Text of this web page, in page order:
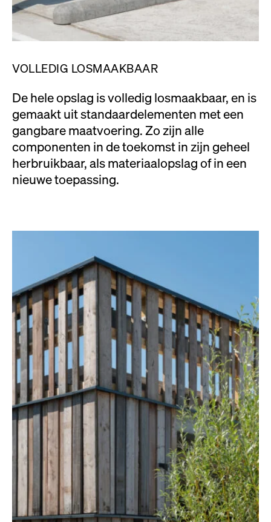
VOLLEDIG LOSMAAKBAAR
De hele opslag is volledig losmaakbaar, en is
gemaakt uit standaardelementen met een
gangbare maatvoering. Zo zijn alle
componenten in de toekomst in zijn geheel
herbruikbaar, als materiaalopslag of in een
nieuwe toepassing.